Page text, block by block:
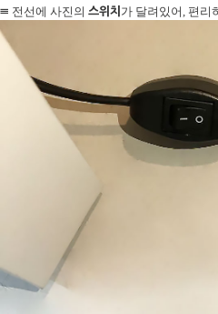
≡ 전선에 사진의 스위치 가 달려있어, 편리